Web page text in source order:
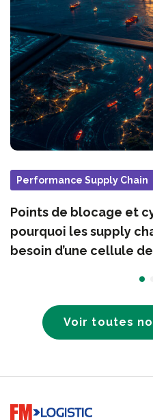
Performance Supply Chain
Points de blocage et
pourquoi les supply
besoin d’une cellule
Voir toutes
Go to home page